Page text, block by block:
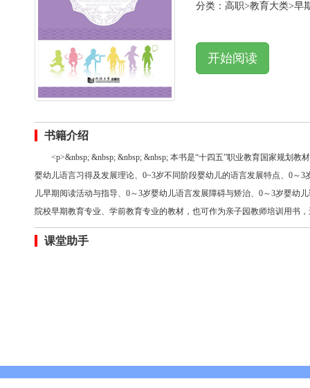
分类：高职>教育大类>早
开始阅读
书籍介绍
<p>&nbsp; &nbsp; &nbsp; &nbsp; 本书是“十四五”职业教育国家规划
婴幼儿语言习得及发展理论、0~3岁不同阶段婴幼儿的语言发展特点、0～
儿早期阅读活动与指导、0～3岁婴幼儿语言发展障碍与矫治、0～3岁婴幼
院校早期教育专业、学前教育专业的教材，也可作为亲子园教师培训用书
课堂助手